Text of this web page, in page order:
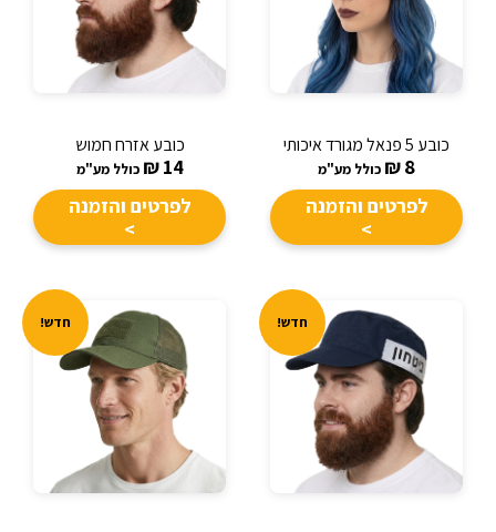
כובע 5 פנאל מגורד איכותי
8
₪ כולל מע"מ
לפרטים והזמנה
>
כובע אזרח חמוש
14
₪ כולל מע"מ
לפרטים והזמנה
>
חדש! חדש!